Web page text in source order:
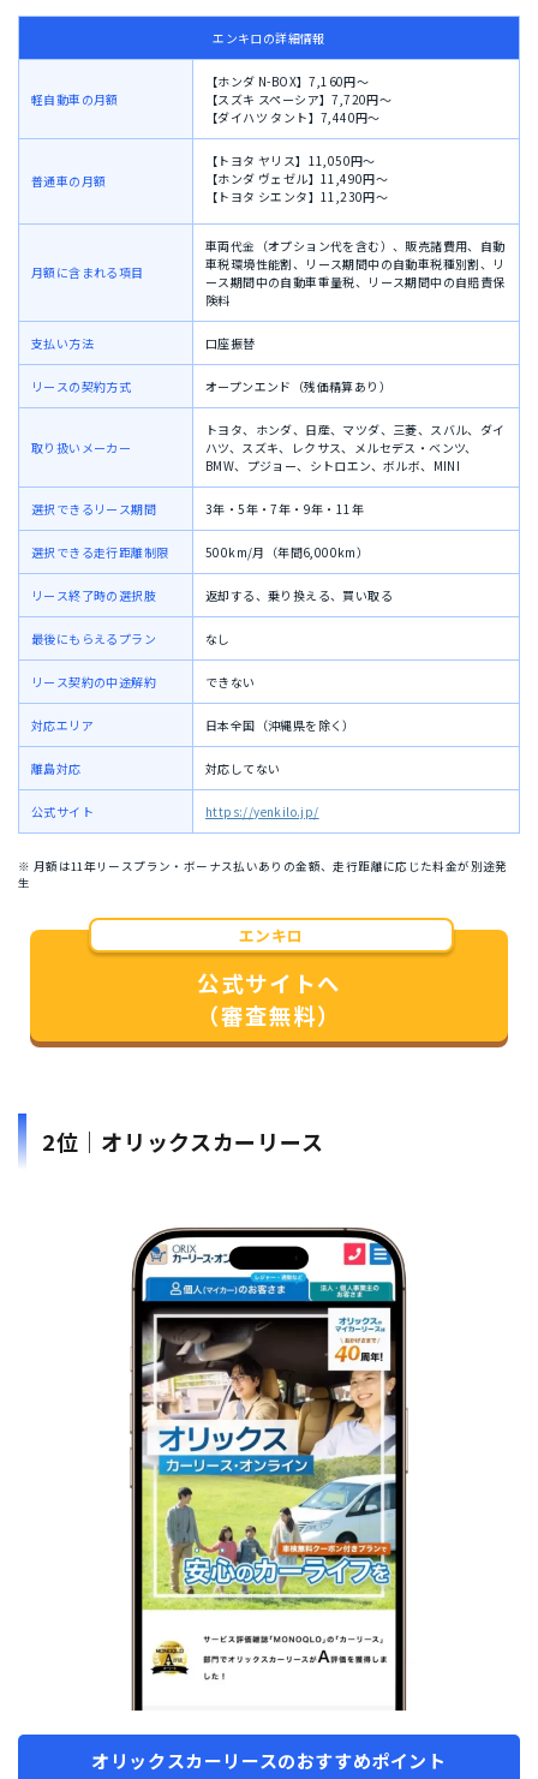
エンキロの詳細情報
軽自動車の月額
【ホンダ N-BOX】7,160円〜
【スズキ スペーシア】7,720円〜
【ダイハツ タント】7,440円〜
普通車の月額
【トヨタ ヤリス】11,050円〜
【ホンダ ヴェゼル】11,490円〜
【トヨタ シエンタ】11,230円〜
月額に含まれる項目
車両代金（オプション代を含む）、販売諸費用、自動
車税環境性能割、リース期間中の自動車税種別割、リ
ース期間中の自動車重量税、リース期間中の自賠責保
険料
支払い方法 口座振替
リースの契約方式 オープンエンド（残価精算あり）
取り扱いメーカー
トヨタ、ホンダ、日産、マツダ、三菱、スバル、ダイ
ハツ、スズキ、レクサス、メルセデス・ベンツ、
BMW、プジョー、シトロエン、ボルボ、MINI
選択できるリース期間 3年・5年・7年・9年・11年
選択できる走行距離制限 500km/月（年間6,000km）
リース終了時の選択肢 返却する、乗り換える、買い取る
最後にもらえるプラン なし
リース契約の中途解約 できない
対応エリア 日本全国（沖縄県を除く）
離島対応 対応してない
公式サイト https://yenkilo.jp/
※ 月額は11年リースプラン・ボーナス払いありの金額、走行距離に応じた料金が別途発
生
エンキロ
公式サイトへ
（審査無料）
2位｜オリックスカーリース
オリックスカーリースのおすすめポイント